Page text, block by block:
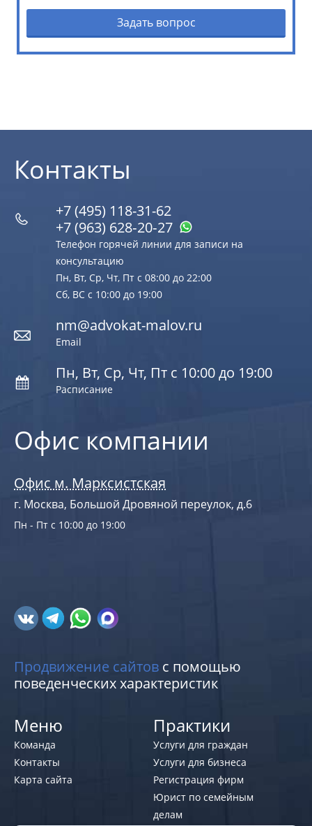
Задать вопрос
Офис компании
Офис м. Марксистская
г. Москва, Большой Дровяной переулок, д.6
Пн - Пт с 10:00 до 19:00
Контакты
+7 (495) 118-31-62
+7 (963) 628‑20‑27
Телефон горячей линии для записи на
консультацию
Пн, Вт, Ср, Чт, Пт с 08:00 до 22:00
Сб, ВС с 10:00 до 19:00
nm@advokat-malov.ru
Email
Пн, Вт, Ср, Чт, Пт с 10:00 до 19:00
Расписание
Продвижение сайтов с помощью
поведенческих характеристик
Меню
Команда
Контакты
Карта сайта
Практики
Услуги для граждан
Услуги для бизнеса
Регистрация фирм
Юрист по семейным
делам